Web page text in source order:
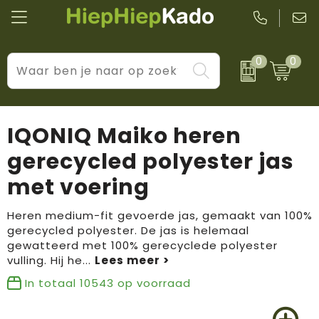
0 0
Kantoor & schrijfwaren
Wellness & verzorging
Tassen & reizen
Huis, tuin & keuken
Elektronica & gadgets
Kleding & accessoires
Levensstijl
Prijs & impact
BIC
Boska
Brandflavours
Camelbak
Janzen
JBL
IQONIQ Maiko heren
gerecycled polyester jas
met voering
Heren medium-fit gevoerde jas, gemaakt van 100%
gerecycled polyester. De jas is helemaal
gewatteerd met 100% gerecyclede polyester
vulling. Hij he...
In totaal 10543 op voorraad